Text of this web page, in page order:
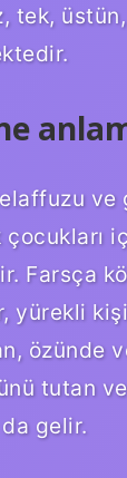
tek,
ve
Farsça
yürekli
özünde
tutan
gelir.